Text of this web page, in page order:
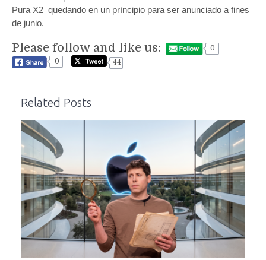
Pura X2 quedando en un príncipio para ser anunciado a fines
de junio.
Please follow and like us:
0
0
44
Related Posts